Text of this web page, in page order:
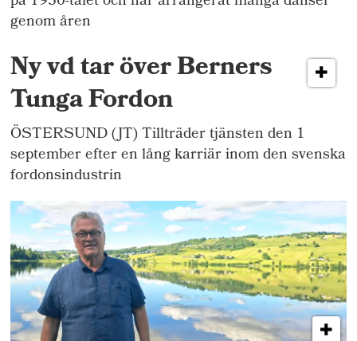
genom åren
Ny vd tar över Berners
Tunga Fordon
ÖSTERSUND (JT) Tillträder tjänsten den 1
september efter en lång karriär inom den svenska
fordonsindustrin